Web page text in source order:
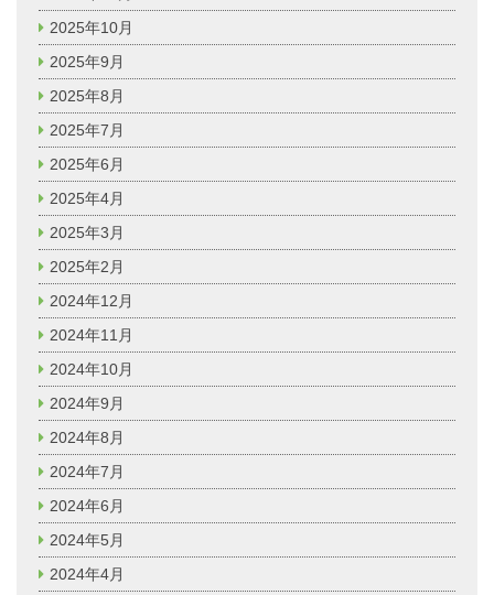
2025年10月
2025年9月
2025年8月
2025年7月
2025年6月
2025年4月
2025年3月
2025年2月
2024年12月
2024年11月
2024年10月
2024年9月
2024年8月
2024年7月
2024年6月
2024年5月
2024年4月